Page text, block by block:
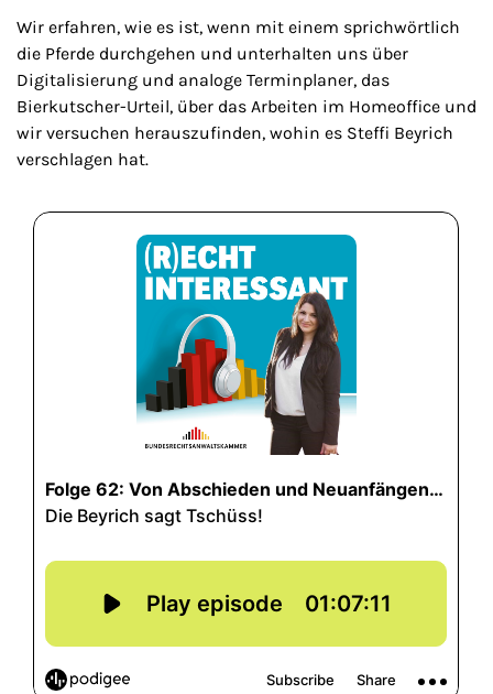
Wir erfahren, wie es ist, wenn mit einem sprichwörtlich
die Pferde durchgehen und unterhalten uns über
Digitalisierung und analoge Terminplaner, das
Bierkutscher-Urteil, über das Arbeiten im Homeoffice und
wir versuchen herauszufinden, wohin es Steffi Beyrich
verschlagen hat.